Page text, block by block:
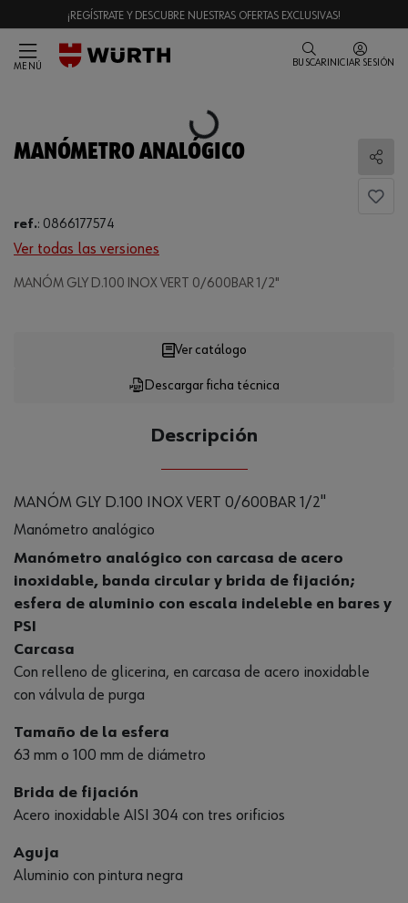
¡REGÍSTRATE Y DESCUBRE NUESTRAS OFERTAS EXCLUSIVAS!
MENÚ BUSCAR INICIAR SESIÓN
Loading...
MANÓMETRO ANALÓGICO
ref.: 0866177574
Ver todas las versiones
MANÓM GLY D.100 INOX VERT 0/600BAR 1/2"
Loading...
Descargar ficha técnica
Ver catálogo
Descripción
MANÓM GLY D.100 INOX VERT 0/600BAR 1/2"
Manómetro analógico
Manómetro analógico con carcasa de acero
inoxidable, banda circular y brida de fijación;
esfera de aluminio con escala indeleble en bares y
PSI
Carcasa
Con relleno de glicerina, en carcasa de acero inoxidable
con válvula de purga
Tamaño de la esfera
63 mm o 100 mm de diámetro
Brida de fijación
Acero inoxidable AISI 304 con tres orificios
Aguja
Aluminio con pintura negra